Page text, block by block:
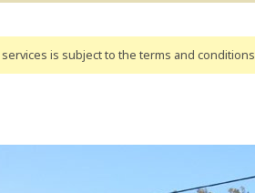
is subject to the terms and conditions